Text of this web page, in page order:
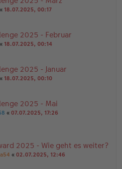
« 18.07.2025, 00:17
2025 - Februar
« 18.07.2025, 00:14
2025 - Januar
« 18.07.2025, 00:10
2025 - Mai
« 07.07.2025, 17:26
2025 - Wie geht es weiter?
« 02.07.2025, 12:46